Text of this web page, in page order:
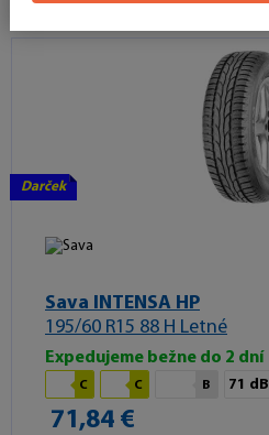
Darček
Sava INTENSA HP
195/60 R15 88 H Letné
Expedujeme bežne do 2 dní
C C B 71 dB
71,84 €